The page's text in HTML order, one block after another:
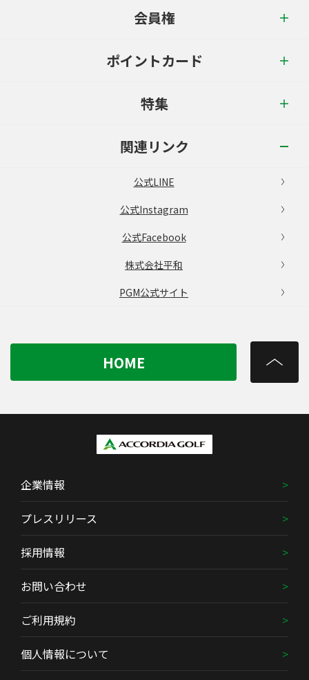
会員権
ポイントカード
特集
関連リンク
公式LINE
公式Instagram
公式Facebook
株式会社平和
PGM公式サイト
HOME
企業情報
プレスリリース
採用情報
お問い合わせ
ご利用規約
個人情報について